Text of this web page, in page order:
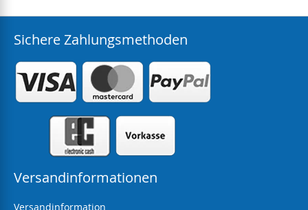
Sichere Zahlungsmethoden
Versandinformationen
Versandinformation